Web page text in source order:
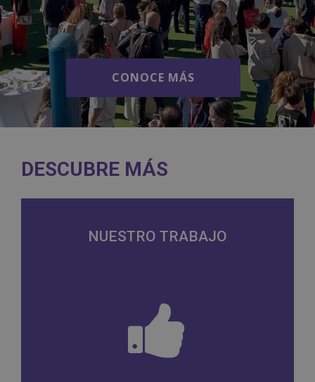
CONOCE MÁS
CONOCE MÁS
DESCUBRE MÁS
NUESTRO TRABAJO